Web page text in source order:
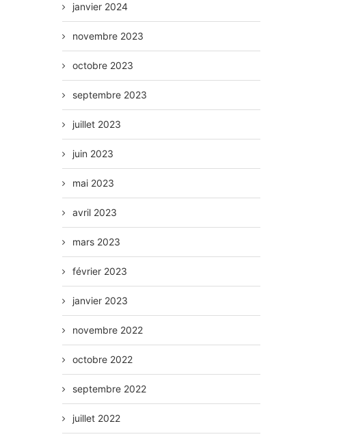
janvier 2024
novembre 2023
octobre 2023
septembre 2023
juillet 2023
juin 2023
mai 2023
avril 2023
mars 2023
février 2023
janvier 2023
novembre 2022
octobre 2022
septembre 2022
juillet 2022